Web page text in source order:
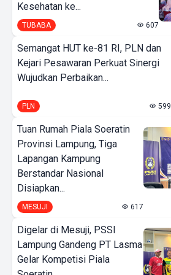
Kesehatan ke...
TUBABA 607
Semangat HUT ke-81 RI, PLN dan
Kejari Pesawaran Perkuat Sinergi
Wujudkan Perbaikan...
PLN 599
Tuan Rumah Piala Soeratin
Provinsi Lampung, Tiga
Lapangan Kampung
Berstandar Nasional
Disiapkan...
MESUJI 617
Digelar di Mesuji, PSSI
Lampung Gandeng PT Lasma
Gelar Kompetisi Piala